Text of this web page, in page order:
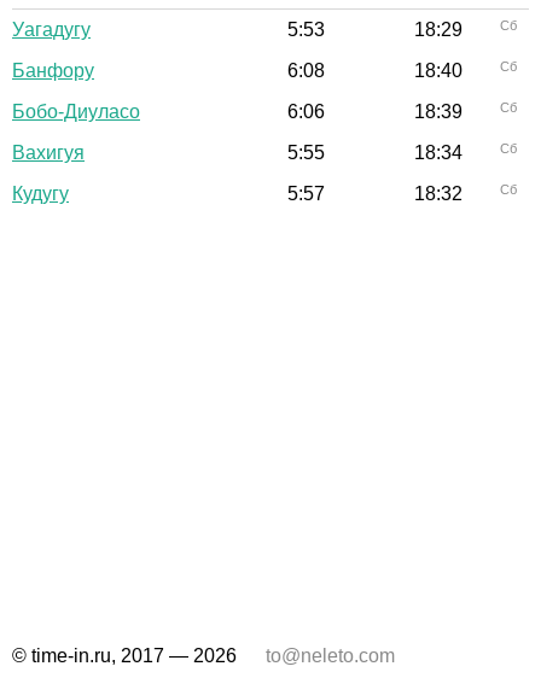
Уагадугу 5:53 18:29 Сб
Банфору 6:08 18:40 Сб
Бобо-Диуласо 6:06 18:39 Сб
Вахигуя 5:55 18:34 Сб
Кудугу 5:57 18:32 Сб
© time-in.ru, 2017 — 2026 to@neleto.com